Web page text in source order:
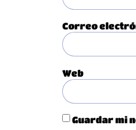
Correo
Web
Guardar mi